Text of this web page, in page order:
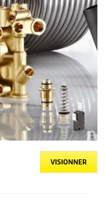
VISIONNER